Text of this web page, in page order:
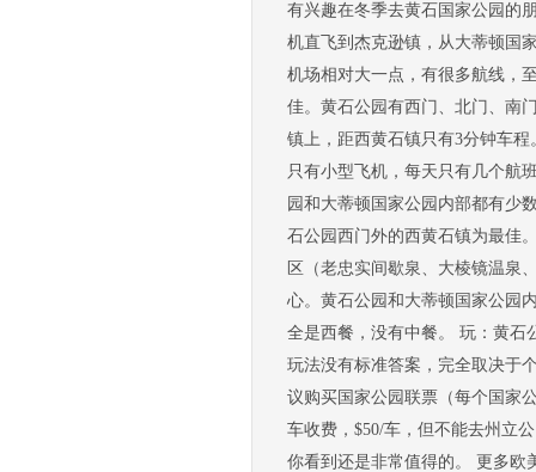
有兴趣在冬季去黄石国家公园的
机直飞到杰克逊镇，从大蒂顿国
机场相对大一点，有很多航线，
佳。黄石公园有西门、北门、南
镇上，距西黄石镇只有3分钟车
只有小型飞机，每天只有几个航
园和大蒂顿国家公园内部都有少
石公园西门外的西黄石镇为最佳
区（老忠实间歇泉、大棱镜温泉
心。黄石公园和大蒂顿国家公园
全是西餐，没有中餐。 玩：黄石
玩法没有标准答案，完全取决于
议购买国家公园联票（每个国家
车收费，$50/车，但不能去州立
你看到还是非常值得的。 更多欧